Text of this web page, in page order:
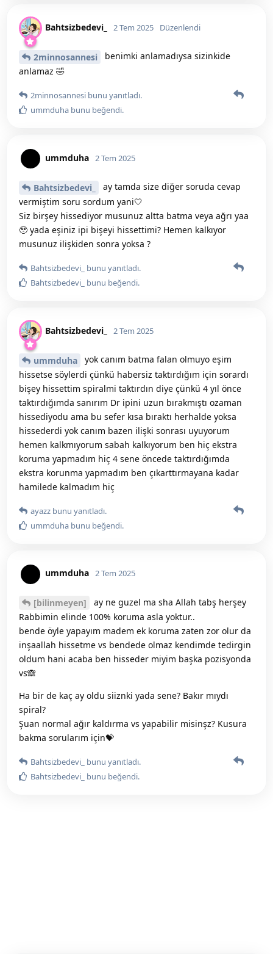
Bahtsizbedevi_ 2 Tem 2025 Düzenlendi
2minnosannesi
benimki anlamadıysa sizinkide
anlamaz 🤣
2minnosannesi bunu yanıtladı.
ummduha bunu beğendi.
ummduha 2 Tem 2025
Bahtsizbedevi_
ay tamda size diğer soruda cevap
vermiştim soru sordum yani🤍
Siz birşey hissediyor musunuz altta batma veya ağrı yaa
🥹 yada eşiniz ipi bişeyi hissettimi? Hemen kalkıyor
musunuz ilişkiden sonra yoksa ?
Bahtsizbedevi_ bunu yanıtladı.
Bahtsizbedevi_ bunu beğendi.
Bahtsizbedevi_ 2 Tem 2025
ummduha
yok canım batma falan olmuyo eşim
hissetse söylerdi çünkü habersiz taktırdığım için sorardı
bişey hissettim spiralmi taktırdın diye çünkü 4 yıl önce
taktırdığımda sanırım Dr ipini uzun bırakmıştı ozaman
hissediyodu ama bu sefer kısa bıraktı herhalde yoksa
hissederdi yok canım bazen ilişki sonrası uyuyorum
hemen kalkmıyorum sabah kalkıyorum ben hiç ekstra
koruma yapmadım hiç 4 sene öncede taktırdığımda
ekstra korunma yapmadım ben çıkarttırmayana kadar
hamilede kalmadım hiç
ayazz bunu yanıtladı.
ummduha bunu beğendi.
ummduha 2 Tem 2025
[bilinmeyen]
ay ne guzel ma sha Allah tabş herşey
Rabbimin elinde 100% koruma asla yoktur..
bende öyle yapayım madem ek koruma zaten zor olur da
inşaallah hissetme vs bendede olmaz kendimde tedirgin
oldum hani acaba ben hisseder miyim başka pozisyonda
vs🙈
Ha bir de kaç ay oldu siiznki yada sene? Bakır mıydı
spiral?
Şuan normal ağır kaldırma vs yapabilir misinşz? Kusura
bakma sorularım için💝
Bahtsizbedevi_ bunu yanıtladı.
Bahtsizbedevi_ bunu beğendi.